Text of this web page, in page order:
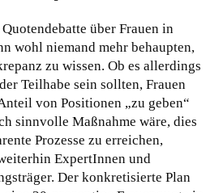
über Frauen in
wohl niemand mehr behaupten,
zu wissen. Ob es allerdings
Teilhabe sein sollten, Frauen
von Positionen „zu geben“
sinnvolle Maßnahme wäre, dies
Prozesse zu erreichen,
ExpertInnen und
Der konkretisierte Plan